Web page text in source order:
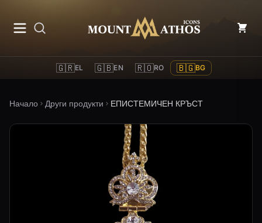
Mount Athos Icons
🇬🇷EL 🇬🇧EN 🇷🇴RO 🇧🇬BG
Начало Други продукти ЕПИСТЕМИЧЕН КРЪСТ